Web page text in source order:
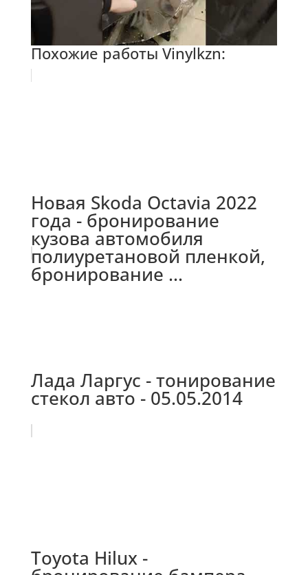
Похожие работы Vinylkzn:
Новая Skoda Octavia 2022
года - бронирование
кузова автомобиля
полиуретановой пленкой,
бронирование ...
Лада Ларгус - тонирование
стекол авто - 05.05.2014
Toyota Hilux -